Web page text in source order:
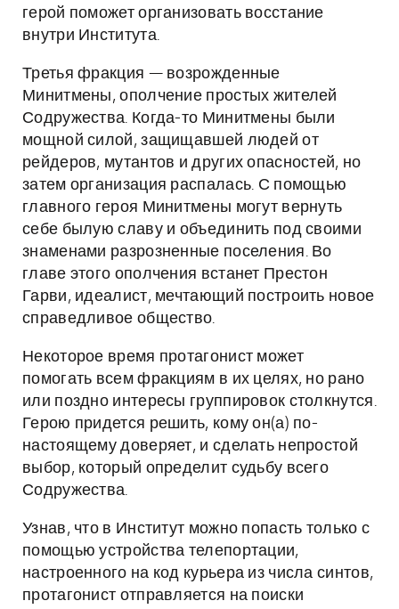
герой поможет организовать восстание
внутри Института.
Третья фракция — возрожденные
Минитмены, ополчение простых жителей
Содружества. Когда-то Минитмены были
мощной силой, защищавшей людей от
рейдеров, мутантов и других опасностей, но
затем организация распалась. С помощью
главного героя Минитмены могут вернуть
себе былую славу и объединить под своими
знаменами разрозненные поселения. Во
главе этого ополчения встанет Престон
Гарви, идеалист, мечтающий построить новое
справедливое общество.
Некоторое время протагонист может
помогать всем фракциям в их целях, но рано
или поздно интересы группировок столкнутся.
Герою придется решить, кому он(а) по-
настоящему доверяет, и сделать непростой
выбор, который определит судьбу всего
Содружества.
Узнав, что в Институт можно попасть только с
помощью устройства телепортации,
настроенного на код курьера из числа синтов,
протагонист отправляется на поиски